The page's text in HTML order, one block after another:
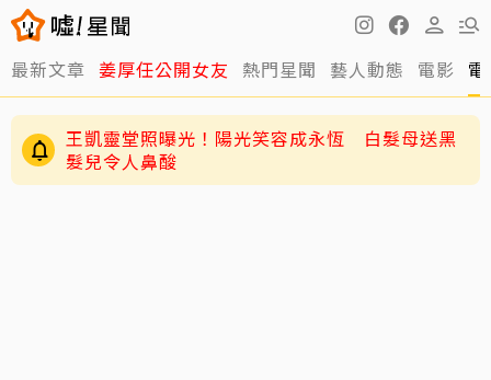
最新文章 姜厚任公開女友 熱門星聞 藝人動態 電影
王凱靈堂照曝光！陽光笑容成永恆 白髮母送黑
髮兒令人鼻酸